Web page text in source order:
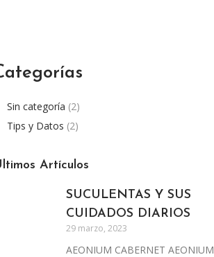
Sin categoría (2)
Tips y Datos (2)
Artículos
SUCULENTAS Y SUS
CUIDADOS DIARIOS
29 marzo, 2023
AEONIUM CABERNET AEONIUM